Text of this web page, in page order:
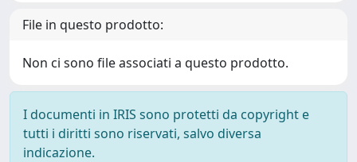
File in questo prodotto:
Non ci sono file associati a questo prodotto.
I documenti in IRIS sono protetti da copyright e
tutti i diritti sono riservati, salvo diversa
indicazione.